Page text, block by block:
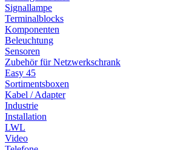
Signallampe
Terminalblocks
Komponenten
Beleuchtung
Sensoren
Zubehör für Netzwerkschrank
Easy 45
Sortimentsboxen
Kabel / Adapter
Industrie
Installation
LWL
Video